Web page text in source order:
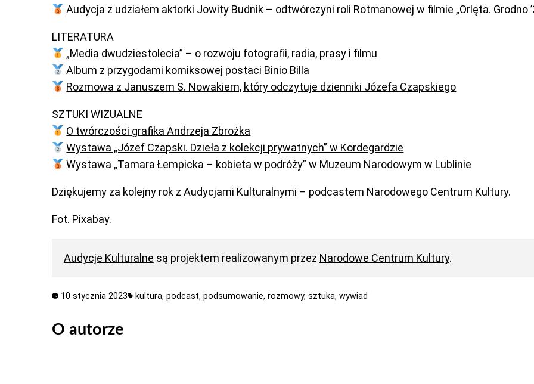
Audycja z udziałem aktorki Jowity Budnik – odtwórczyni roli Rotmanowej w filmie „Orlęta. Grodno
LITERATURA
„Media dwudziestolecia” – o rozwoju fotografii, radia, prasy i filmu
Album z przygodami komiksowej postaci Binio Billa
Rozmowa z Januszem S. Nowakiem, który odczytuje dzienniki Józefa Czapskiego
SZTUKI WIZUALNE
O twórczości grafika Andrzeja Zbrożka
Wystawa „Józef Czapski. Dzieła z kolekcji prywatnych” w Kordegardzie
Wystawa „Tamara Łempicka – kobieta w podróży” w Muzeum Narodowym w Lublinie
Dziękujemy za kolejny rok z Audycjami Kulturalnymi – podcastem Narodowego Centrum Kultury.
Fot. Pixabay.
Audycje Kulturalne są projektem realizowanym przez Narodowe Centrum Kultury.
10 stycznia 2023 kultura,podcast,podsumowanie,rozmowy,sztuka,wywiad
O autorze